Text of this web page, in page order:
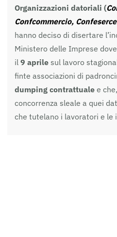
Organizzazioni datoriali (
Confcommercio,
hanno deciso di disertare
Ministero delle Imprese
il 9 aprile sul lavoro
finte associazioni di
dumping contrattuale e
concorrenza sleale a quei
che tutelano i lavoratori e le